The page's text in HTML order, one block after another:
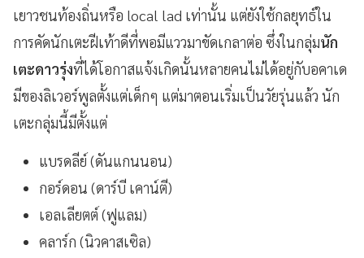
เยาวชนท้องถิ่นหรือ local lad เท่านั้น แต่ยังใช้กลยุทธ์ใน
การคัดนักเตะฝีเท้าดีที่พอมีแววมาขัดเกลาต่อ ซึ่งในกลุ่มนัก
เตะดาวรุ่งที่ได้โอกาสแจ้งเกิดนั้นหลายคนไม่ได้อยู่กับอคาเด
มีของลิเวอร์พูลตั้งแต่เด็กๆ แต่มาตอนเริ่มเป็นวัยรุ่นแล้ว นัก
เตะกลุ่มนี้มีตั้งแต่
แบรดลีย์ (ดันแกนนอน)
กอร์ดอน (ดาร์บี เคาน์ตี)
เอลเลียตต์ (ฟูแลม)
คลาร์ก (นิวคาสเซิล)